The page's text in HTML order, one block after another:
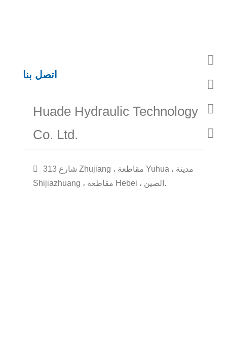
اتصل بنا
Huade Hydraulic Technology
Co. Ltd.
313 شارع Zhujiang ، مقاطعة Yuhua ، مدينة
Shijiazhuang ، مقاطعة Hebei ، الصين.